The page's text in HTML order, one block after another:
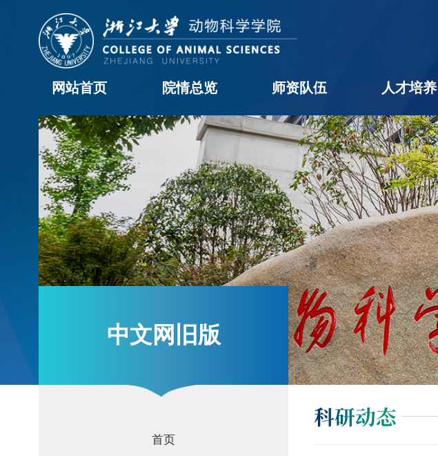
网站首页 院情总览
学院概况
历任领导
现任领导
机构设置
学院黄页
科室职责
办事流程
院长信箱
师资队伍
教职工名录
学科队伍
博士后
访问学者
人才培养
本科生教育
研究生教育
学生工作
教学相长
创新创业
中文网旧版
首页
科研动态